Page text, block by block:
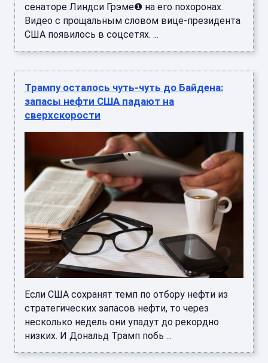
сенаторе Линдси Грэме❶ на его похоронах.
Видео с прощальным словом вице-президента
США появилось в соцсетях. ...
Трампу осталось чуть-чуть до Байдена:
запасы нефти США падают на
сверхскорости
Если США сохранят темп по отбору нефти из
стратегических запасов нефти, то через
несколько недель они упадут до рекордно
низких. И Дональд Трамп побь ...